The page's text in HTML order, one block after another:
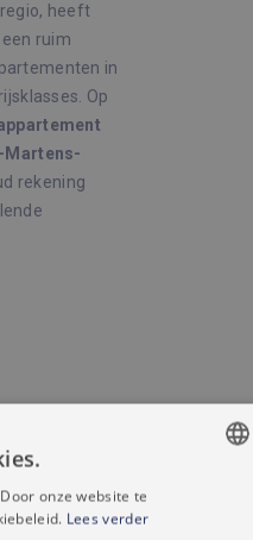
heeft
ruim
in
Op
Martens-
rekening
duurder.
onze website te
Lees verder